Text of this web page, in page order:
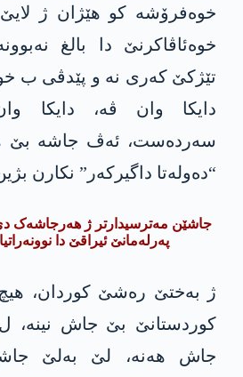
خوەفرۆشە کو هێژان ژ
خوەئاڤاکرنێ دا بالغ
تێژکێ کەری نە و پێدڤی ب
دایکا وان ڤە، دایکا
سەردەست، ئەڤ جاشە بێ
“دەولەتا داگیرکەر” نکارن
جاشێن مەترسیدارتر ژ هەرجاشەک
پەرلەمانێ ئیراقێ دا
ژ بەختێ رەشێ کوردان،
جاش هەنە، لێ بەلێ